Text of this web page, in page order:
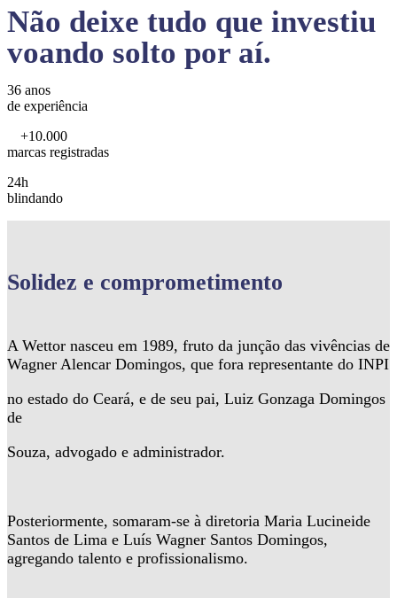
Não deixe tudo que investiu
voando solto por aí.
36 anos
de experiência
+10.000
marcas registradas
24h
blindando
Solidez e comprometimento
A Wettor nasceu em 1989, fruto da junção das vivências de
Wagner Alencar Domingos, que fora representante do INPI
no estado do Ceará, e de seu pai, Luiz Gonzaga Domingos
de
Souza, advogado e administrador.
Posteriormente, somaram-se à diretoria Maria Lucineide
Santos de Lima e Luís Wagner Santos Domingos,
agregando talento e profissionalismo.